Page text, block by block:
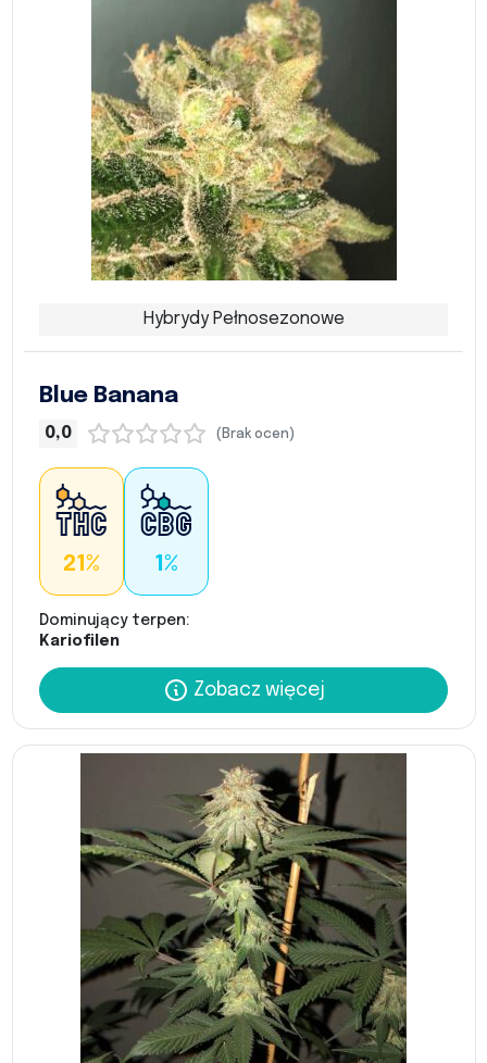
Hybrydy Pełnosezonowe
Blue Banana
0,0 (Brak ocen)
21% 1%
Dominujący terpen:
Kariofilen
Zobacz więcej